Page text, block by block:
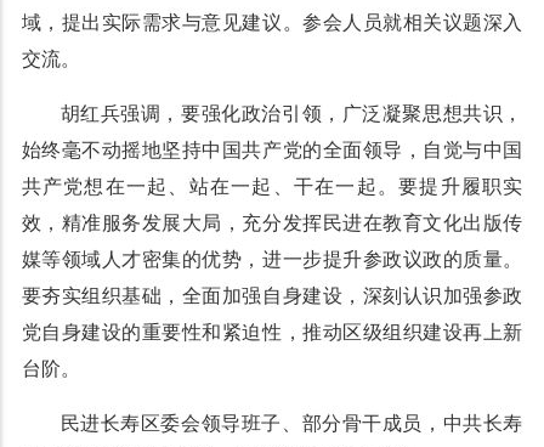
域，提出实际需求与意见建议。参会人员就相关议题深入
交流。
胡红兵强调，要强化政治引领，广泛凝聚思想共识，
始终毫不动摇地坚持中国共产党的全面领导，自觉与中国
共产党想在一起、站在一起、干在一起。要提升履职实
效，精准服务发展大局，充分发挥民进在教育文化出版传
媒等领域人才密集的优势，进一步提升参政议政的质量。
要夯实组织基础，全面加强自身建设，深刻认识加强参政
党自身建设的重要性和紧迫性，推动区级组织建设再上新
台阶。
民进长寿区委会领导班子、部分骨干成员，中共长寿